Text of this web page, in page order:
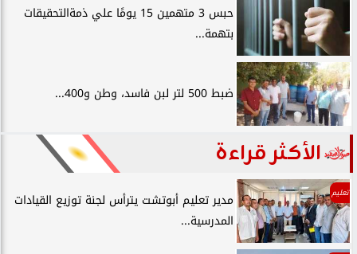
حبس 3 متهمين 15 يومًا علي ذمةالتحقيقات
بتهمة...
ضبط 500 لتر لبن فاسد، وطن و400...
الأكثر قراءة
تعليم
مدير تعليم أبوتشت يترأس لجنة توزيع القيادات
المدرسية...